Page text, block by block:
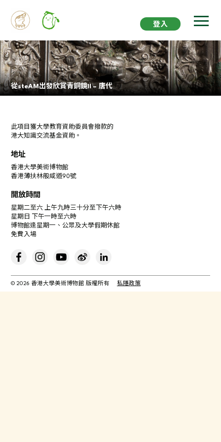
登入
從steAM出發欣賞青銅鏡II – 唐代
此項目獲大學教育資助委員會撥款的
港大知識交流基金資助。
地址
香港大學美術博物館
香港薄扶林般咸道90號
開放時間
星期二至六 上午九時三十分至下午六時
星期日 下午一時至六時
博物館逢星期一、公眾及大學假期休館
免費入場
© 2026 香港大學美術博物館 版權所有 私隱政策